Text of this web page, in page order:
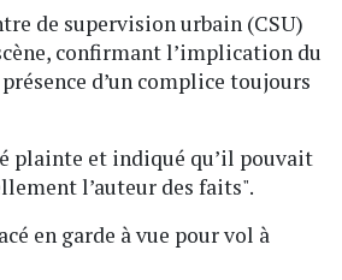
de supervision urbain (CSU)
confirmant l’implication du
d’un complice toujours
plainte et indiqué qu’il pouvait
l’auteur des faits".
en garde à vue pour vol à